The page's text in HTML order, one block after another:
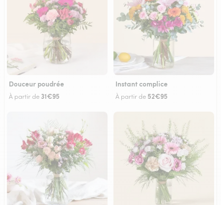
Douceur poudrée
À partir de 31€95
Instant complice
À partir de 52€95